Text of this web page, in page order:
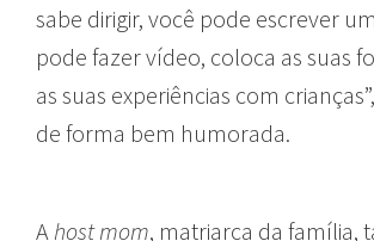
sabe dirigir, você pode escrever
pode fazer vídeo, coloca as suas
as suas experiências com
de forma bem humorada.
A host mom, matriarca da família,